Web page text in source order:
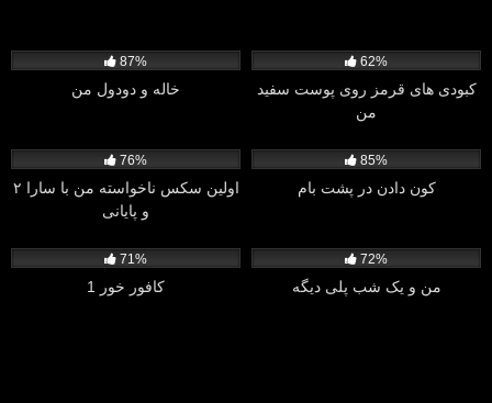
87%
خاله و دودول من
62%
کبودی های قرمز روی پوست سفید
من
76%
اولین سکس ناخواسته من با سارا ۲
و پایانی
85%
کون دادن در پشت بام
71%
كافور خور 1
72%
من و یک شب پلی دیگه